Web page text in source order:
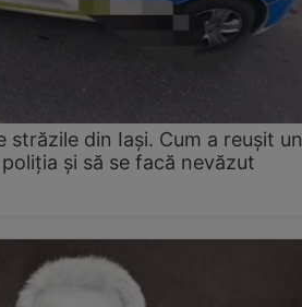
străzile din Iași. Cum a reușit un
și să se facă nevăzut